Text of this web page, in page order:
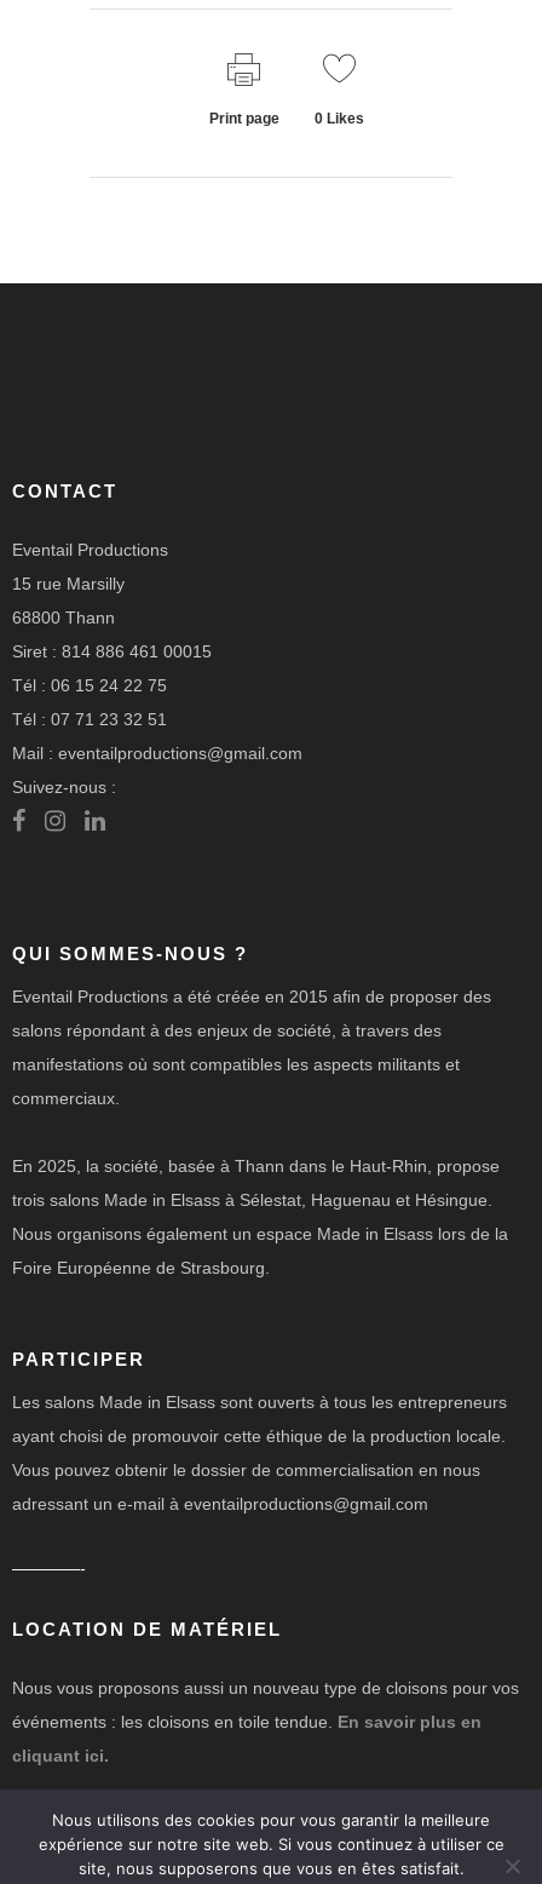
Print page 0Likes
CONTACT
Eventail Productions
15 rue Marsilly
68800 Thann
Siret : 814 886 461 00015
Tél : 06 15 24 22 75
Tél : 07 71 23 32 51
Mail : eventailproductions@gmail.com
Suivez-nous :
QUI SOMMES-NOUS ?
Eventail Productions a été créée en 2015 afin de proposer des
salons répondant à des enjeux de société, à travers des
manifestations où sont compatibles les aspects militants et
commerciaux.
En 2025, la société, basée à Thann dans le Haut-Rhin, propose
trois salons Made in Elsass à Sélestat, Haguenau et Hésingue.
Nous organisons également un espace Made in Elsass lors de la
Foire Européenne de Strasbourg.
PARTICIPER
Les salons Made in Elsass sont ouverts à tous les entrepreneurs
ayant choisi de promouvoir cette éthique de la production locale.
Vous pouvez obtenir le dossier de commercialisation en nous
adressant un e-mail à eventailproductions@gmail.com
————-
LOCATION DE MATÉRIEL
Nous vous proposons aussi un nouveau type de cloisons pour vos
événements : les cloisons en toile tendue. En savoir plus en
cliquant ici.
Nous utilisons des cookies pour vous garantir la meilleure
expérience sur notre site web. Si vous continuez à utiliser ce
site, nous supposerons que vous en êtes satisfait.